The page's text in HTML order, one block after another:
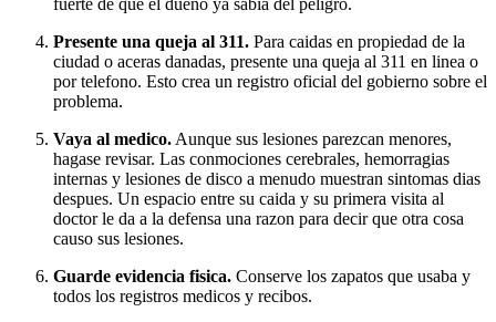
Presente una queja al 311. Para caidas en propiedad de la
ciudad o aceras danadas, presente una queja al 311 en linea o
por telefono. Esto crea un registro oficial del gobierno sobre el
problema.
Vaya al medico. Aunque sus lesiones parezcan menores,
hagase revisar. Las conmociones cerebrales, hemorragias
internas y lesiones de disco a menudo muestran sintomas dias
despues. Un espacio entre su caida y su primera visita al
doctor le da a la defensa una razon para decir que otra cosa
causo sus lesiones.
Guarde evidencia fisica. Conserve los zapatos que usaba y
todos los registros medicos y recibos.